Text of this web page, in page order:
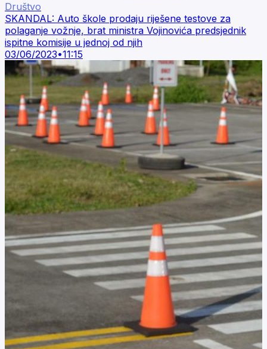
Društvo
SKANDAL: Auto škole prodaju riješene testove za
polaganje vožnje, brat ministra Vojinovića predsjednik
ispitne komisije u jednoj od njih
03/06/2023•11:15